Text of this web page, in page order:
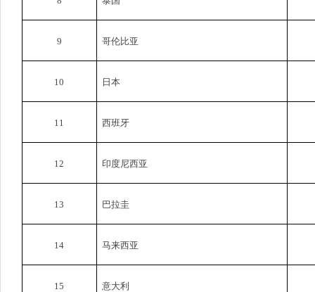
9 哥伦比亚
10 日本
11 西班牙
12 印度尼西亚
13 巴拉圭
14 马来西亚
15 意大利